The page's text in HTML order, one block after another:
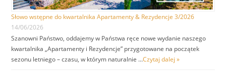
Słowo wstępne do kwartalnika Apartamenty & Rezydencje 3/2026
14/06/2026
Szanowni Państwo, oddajemy w Państwa ręce nowe wydanie naszego
kwartalnika „Apartamenty i Rezydencje” przygotowane na początek
sezonu letniego – czasu, w którym naturalnie …Czytaj dalej »